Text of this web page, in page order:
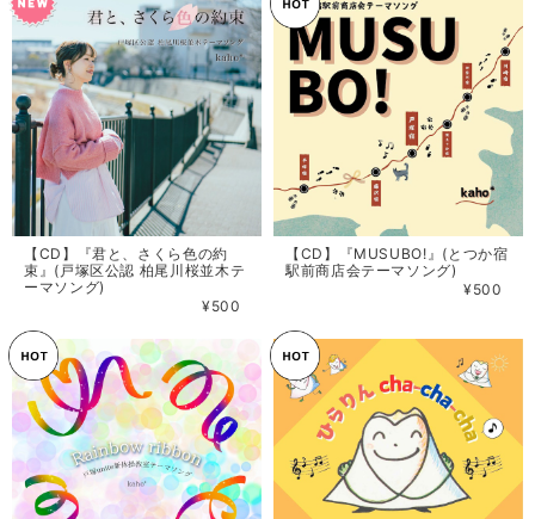
【CD】『君と、さくら色の約
束』(戸塚区公認 柏尾川桜並木テ
ーマソング)
¥500
【CD】『MUSUBO!』(とつか宿
駅前商店会テーマソング)
¥500